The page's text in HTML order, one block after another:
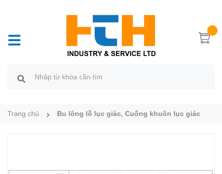
Trang chủ Bu lông lỗ lục giác, Cuống khuôn lục giác